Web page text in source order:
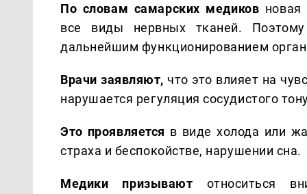
По словам самарских медиков новая
все виды нервных тканей.
дальнейшим функционированием
Врачи заявляют, что это влияет на
нарушается регуляция сосудистого
Это проявляется в виде холода или
страха и беспокойстве, нарушении сна.
Медики призывают относиться